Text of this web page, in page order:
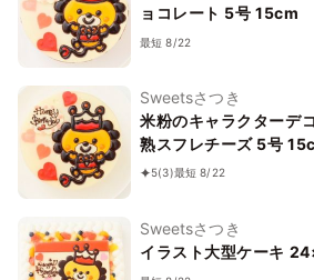
ョコレート 5号 15cm
最短 8/22
Sweetsさつき
米粉のキャラクターデ
熟スフレチーズ 5号
5(3)最短 8/22
Sweetsさつき
イラスト大型ケーキ